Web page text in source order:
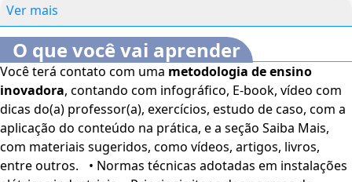
eletricidade. O fornecimento da energia elétrica é regido
pelas limitações estabelecidas pelas concessionárias de
acordo com carga (potência) instalada ou potência de
demanda, tipo de fornecimento ou tipo de carga. Todas as
instalações elétricas, no Brasil, são normatizadas e regem
os circuitos e sistemas elétricos. Neste curso, você vai
conhecer as normas técnicas adotadas em instalações
elétricas industriais, bem como os principais itens das
normas de segurança em instalações elétricas. Você verá,
Ver mais
O que você vai aprender
Você terá contato com uma metodologia de ensino
inovadora, contando com infográfico, E-book, vídeo com
dicas do(a) professor(a), exercícios, estudo de caso, com a
aplicação do conteúdo na prática, e a seção Saiba Mais,
com materiais sugeridos, como vídeos, artigos, livros,
entre outros. • Normas técnicas adotadas em instalações